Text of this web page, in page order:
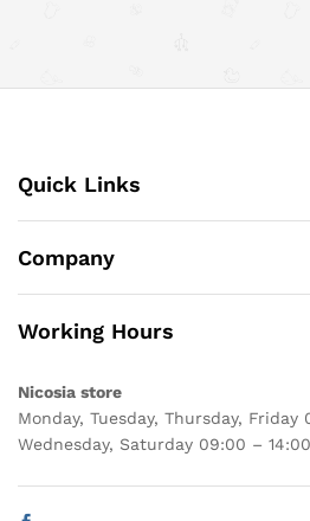
Quick Links
Company
Working Hours
Nicosia store
Monday, Tuesday, Thursday, Friday
Wednesday, Saturday 09:00 – 14:00